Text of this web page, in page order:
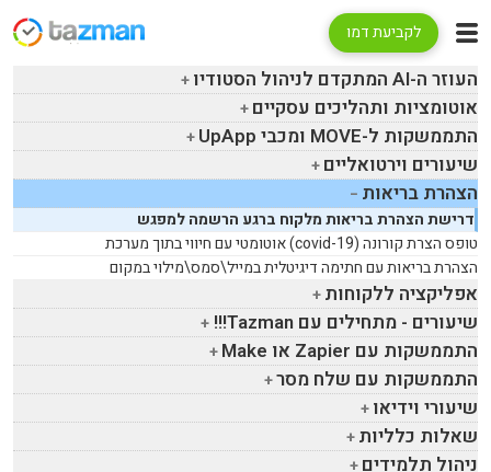
לקביעת דמו
העוזר ה-AI המתקדם לניהול הסטודיו
אוטומציות ותהליכים עסקיים
התממשקות ל-MOVE ומכבי UpApp
שיעורים וירטואליים
הצהרת בריאות
דרישת הצהרת בריאות מלקוח ברגע הרשמה למפגש
טופס הצרת קורונה (covid-19) אוטומטי עם חיווי בתוך מערכת
הצהרת בריאות עם חתימה דיגיטלית במייל\סמס\מילוי במקום
אפליקציה ללקוחות
שיעורים - מתחילים עם Tazman
!!!
התממשקות עם Zapier או Make
התממשקות עם שלח מסר
שיעורי וידיאו
שאלות כלליות
ניהול תלמידים